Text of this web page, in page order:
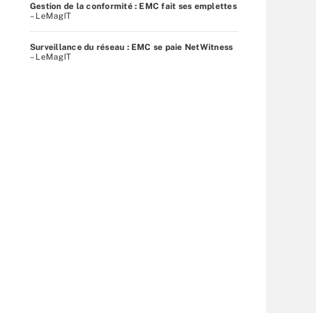
Gestion de la conformité : EMC fait ses emplettes
– LeMagIT
Surveillance du réseau : EMC se paie NetWitness
– LeMagIT